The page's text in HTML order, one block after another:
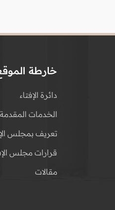
خارطة
دائرة الإفتاء
الخدمات المقدمة
تعريف بمجلس
قرارات مجلس
مقالات